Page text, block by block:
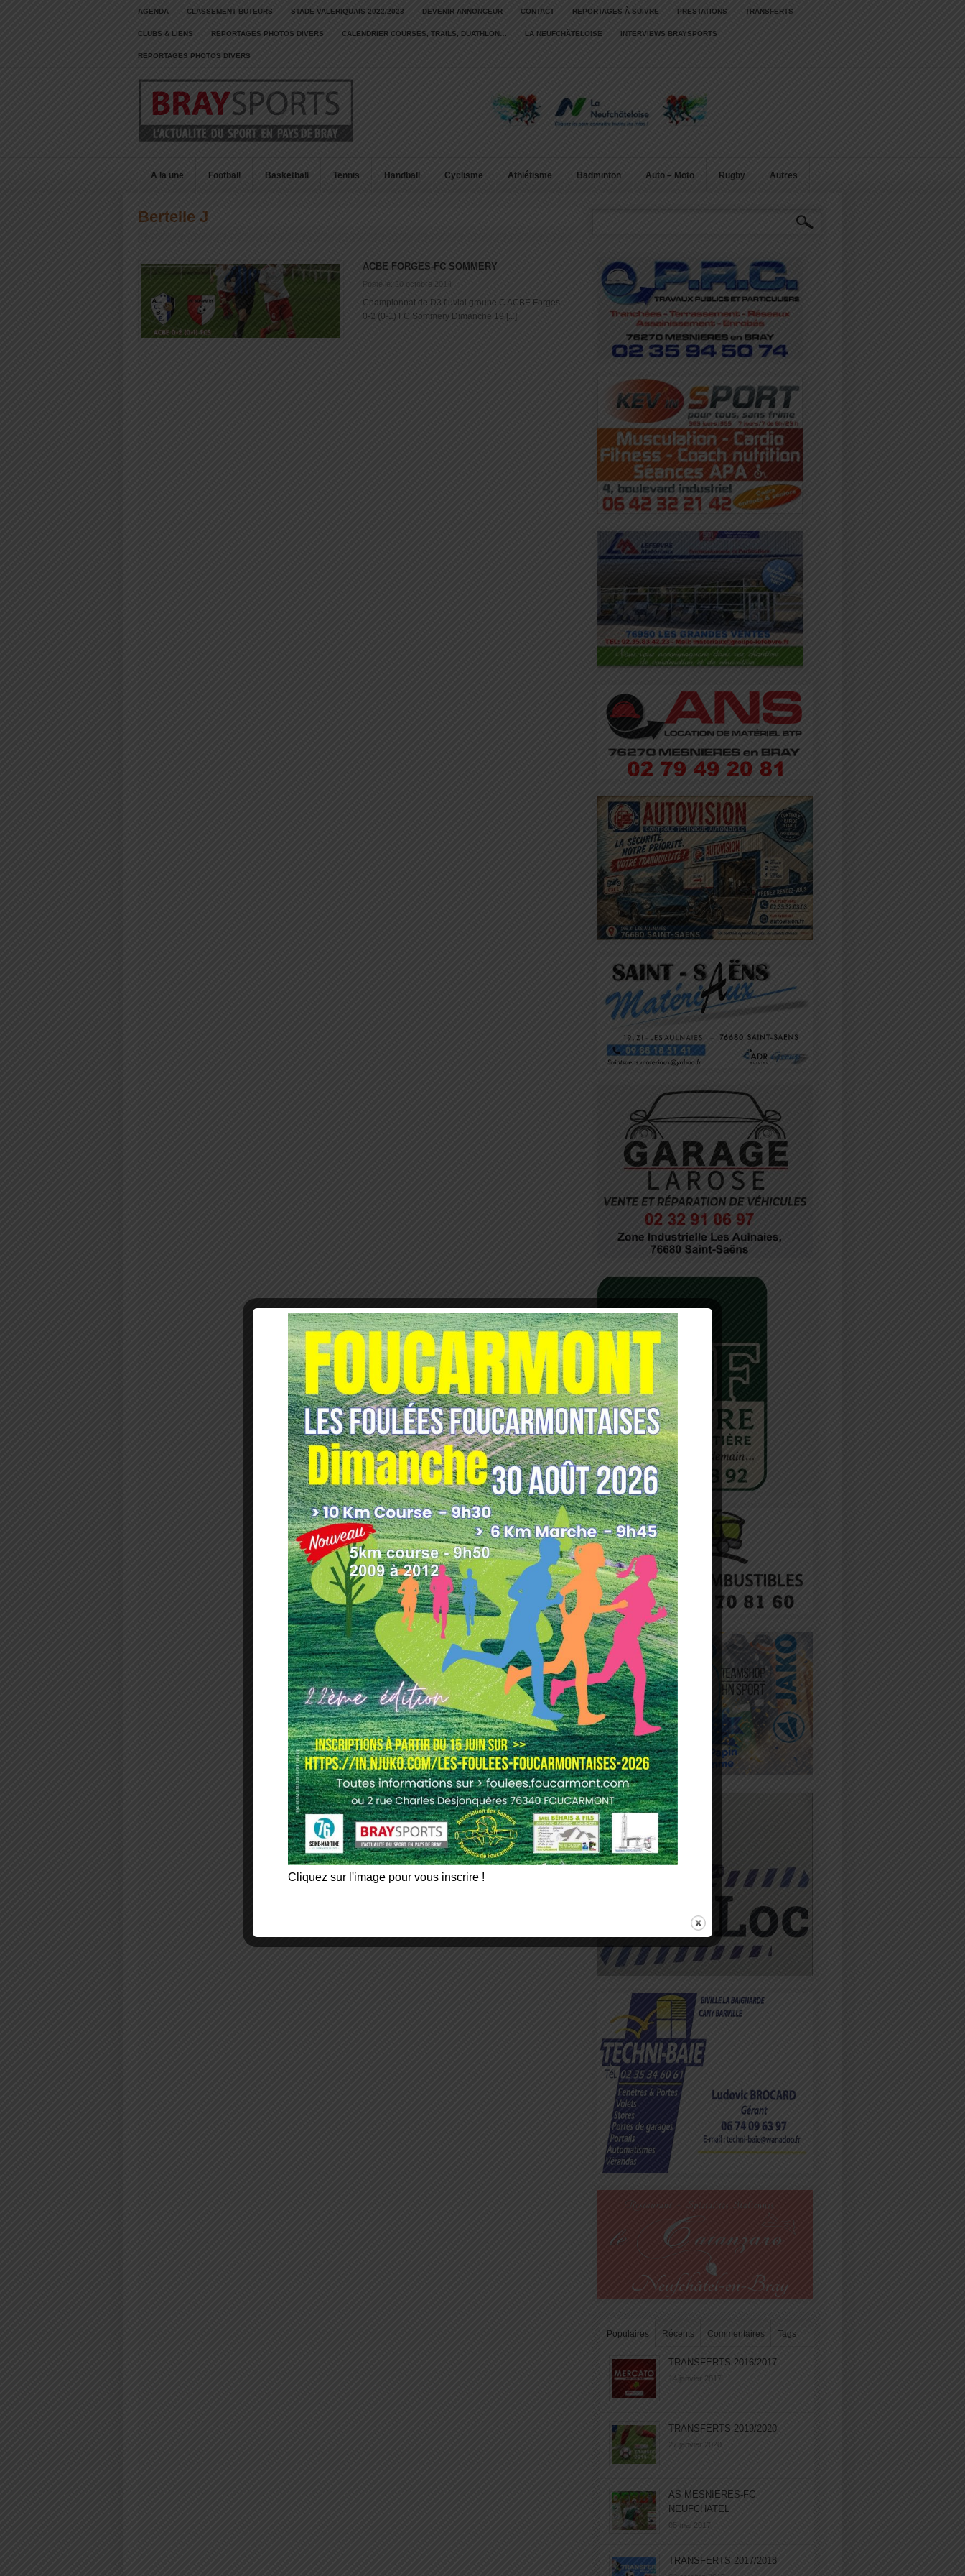
AGENDA CLASSEMENT BUTEURS STADE VALERIQUAIS 2022/2023 DEVENIR ANNONCEUR CONTACT REPORTAGES À SUIVRE PRESTATIONS TRANSFERTS
CLUBS & LIENS REPORTAGES PHOTOS DIVERS CALENDRIER COURSES, TRAILS, DUATHLON… LA NEUFCHÂTELOISE INTERVIEWS BRAYSPORTS
REPORTAGES PHOTOS DIVERS
A la une Football Basketball Tennis Handball Cyclisme Athlétisme Badminton Auto – Moto Rugby Autres
Bertelle J
ACBE FORGES-FC SOMMERY
Posté le: 20 octobre 2014
Championnat de D3 fluvial groupe C ACBE Forges
0-2 (0-1) FC Sommery Dimanche 19 [...]
Populaires Récents Commentaires Tags
TRANSFERTS 2016/2017
14 janvier 2017
TRANSFERTS 2019/2020
27 janvier 2020
AS MESNIERES-FC
NEUFCHATEL
05 mai 2017
TRANSFERTS 2017/2018
Cliquez sur l'image pour vous inscrire !